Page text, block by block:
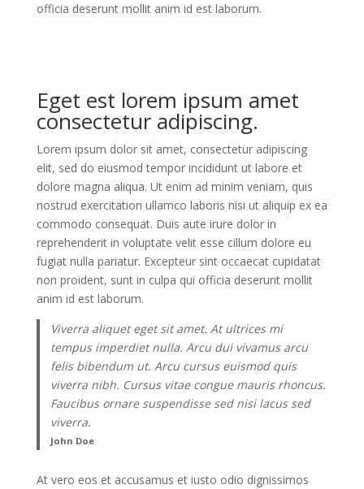
officia deserunt mollit anim id est laborum.
Eget est lorem ipsum amet
consectetur adipiscing.
Lorem ipsum dolor sit amet, consectetur adipiscing
elit, sed do eiusmod tempor incididunt ut labore et
dolore magna aliqua. Ut enim ad minim veniam, quis
nostrud exercitation ullamco laboris nisi ut aliquip ex ea
commodo consequat. Duis aute irure dolor in
reprehenderit in voluptate velit esse cillum dolore eu
fugiat nulla pariatur. Excepteur sint occaecat cupidatat
non proident, sunt in culpa qui officia deserunt mollit
anim id est laborum.
Viverra aliquet eget sit amet. At ultrices mi
tempus imperdiet nulla. Arcu dui vivamus arcu
felis bibendum ut. Arcu cursus euismod quis
viverra nibh. Cursus vitae congue mauris rhoncus.
Faucibus ornare suspendisse sed nisi lacus sed
viverra.
John Doe
At vero eos et accusamus et iusto odio dignissimos